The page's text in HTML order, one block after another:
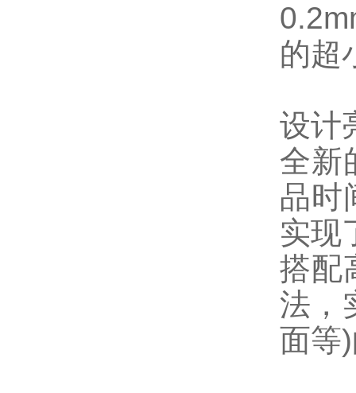
的超
设计
全新
品时
实现
搭配
法，
面等